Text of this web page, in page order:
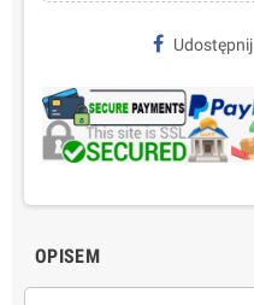
Udostępnij
OPISEM